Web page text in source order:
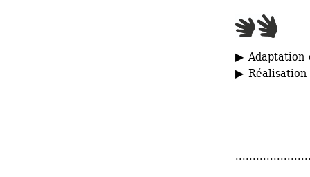
▶ Adaptation
▶ Réalisation